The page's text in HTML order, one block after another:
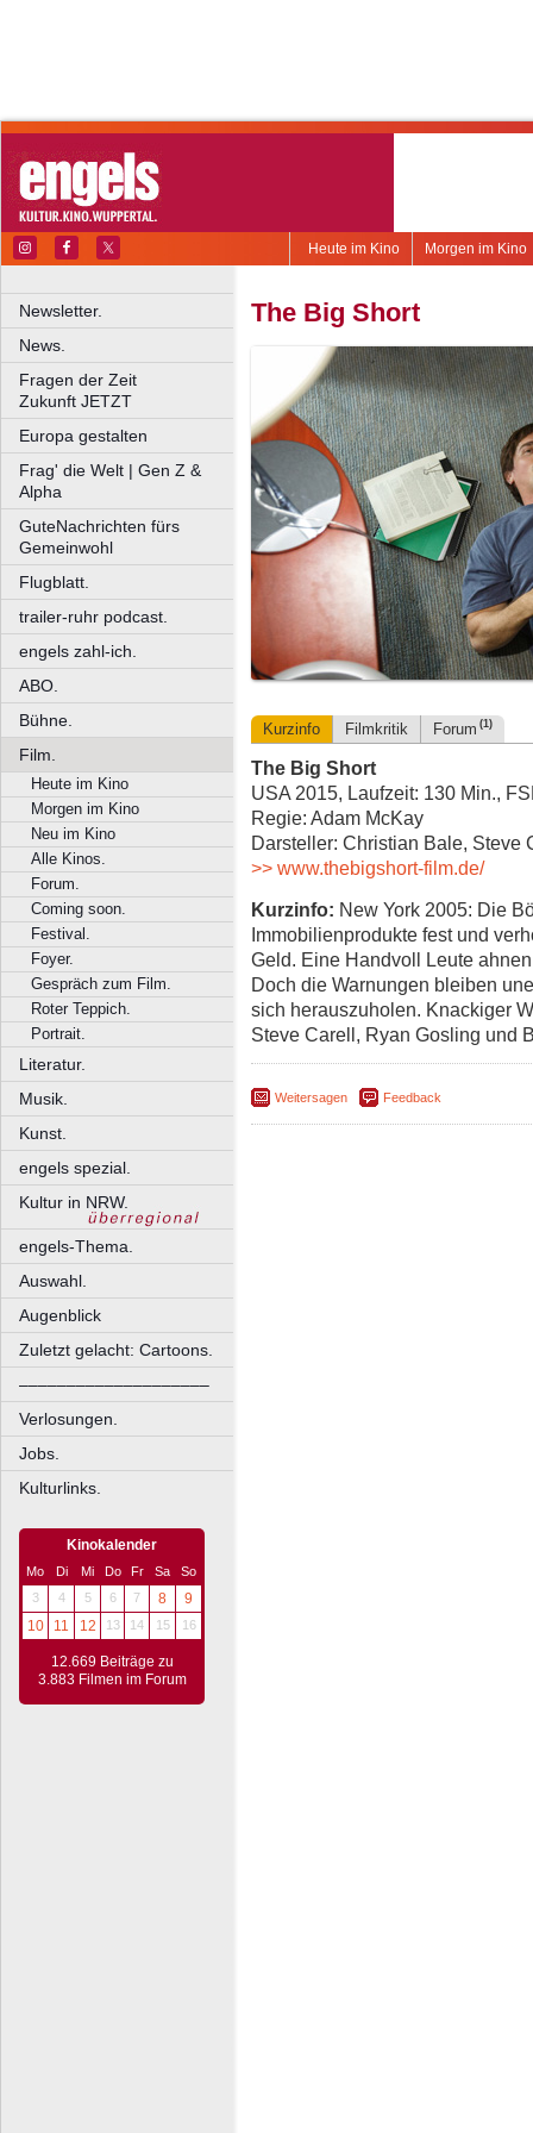
Morgen im Kino
Heute im Kino
Newsletter.
News.
Fragen der Zeit
Zukunft JETZT
Europa gestalten
Frag' die Welt | Gen Z &
Alpha
GuteNachrichten fürs
Gemeinwohl
Flugblatt.
trailer-ruhr podcast.
engels zahl-ich.
ABO.
Bühne.
Film.
Heute im Kino
Morgen im Kino
Neu im Kino
Alle Kinos.
Forum.
Coming soon.
Festival.
Foyer.
Gespräch zum Film.
Roter Teppich.
Portrait.
Literatur.
Musik.
Kunst.
engels spezial.
Kultur in NRW.
engels-Thema.
Auswahl.
Augenblick
Zuletzt gelacht: Cartoons.
––––––––––––––––––––
Verlosungen.
Jobs.
Kulturlinks.
Kinokalender
Mo Di Mi Do Fr Sa
So
3
4 5 6 7 8
9
10
11 12 13 14 15 16
12.669 Beiträge zu
3.883 Filmen im Forum
The Big Short
Kurzinfo Filmkritik Forum (1)
The Big Short
USA 2015, Laufzeit: 130 Min.,
Regie: Adam McKay
Darsteller: Christian Bale, Steve
>> www.thebigshort-film.de/
Kurzinfo: New York 2005: Die
Immobilienprodukte fest und
Geld. Eine Handvoll Leute
Doch die Warnungen bleiben
sich herauszuholen. Knackiger
Steve Carell, Ryan Gosling und
Weitersagen Feedback